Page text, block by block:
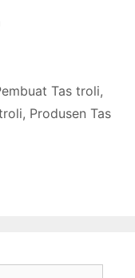
Tas troli,
, Produsen Tas